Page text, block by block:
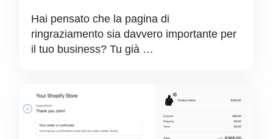
Hai pensato che la pagina di
ringraziamento sia davvero importante per
il tuo business? Tu già …